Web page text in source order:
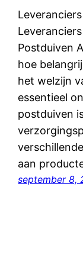
Postduiven
hoe
het welzijn
essentieel
postduiven
aan
september 8,